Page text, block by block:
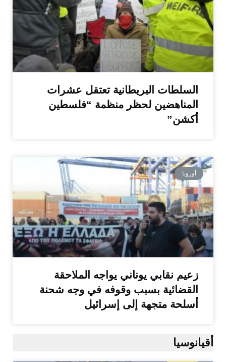
السلطات البريطانية تعتقل عشرات
المناهضين لحظر منظمة “فلسطين
أكشن”
أوروبا
زعيم نقابي يوناني يواجه الملاحقة
القضائية بسبب وقوفه في وجه شحنة
أسلحة متجهة إلى إسرائيل
أقيانوسيا